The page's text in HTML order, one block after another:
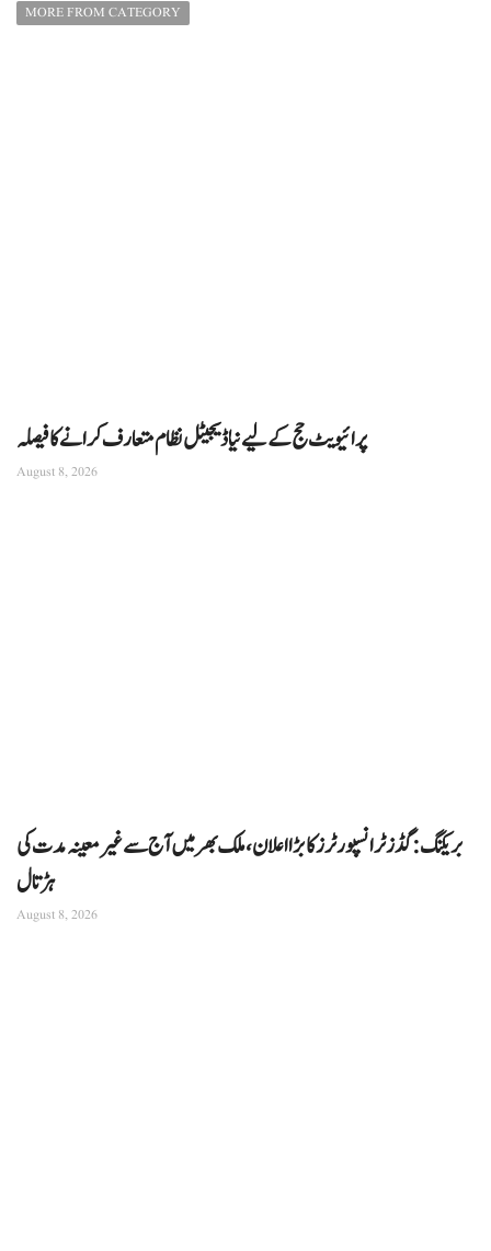
MORE FROM CATEGORY
پرائیویٹ حج کے لیے نیا ڈیجیٹل نظام متعارف کرانے کا فیصلہ
August 8, 2026
بریکنگ: گڈز ٹرانسپورٹرز کا بڑا اعلان، ملک بھر میں آج سے غیرمعینہ مدت کی
ہڑتال
August 8, 2026